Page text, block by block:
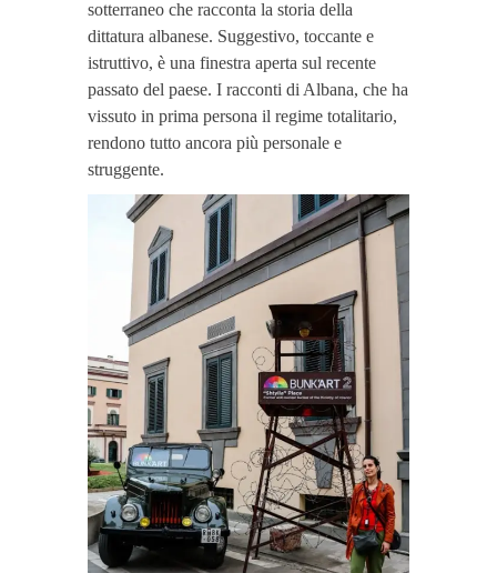
sotterraneo che racconta la storia della
dittatura albanese. Suggestivo, toccante e
istruttivo, è una finestra aperta sul recente
passato del paese. I racconti di Albana, che ha
vissuto in prima persona il regime totalitario,
rendono tutto ancora più personale e
struggente.